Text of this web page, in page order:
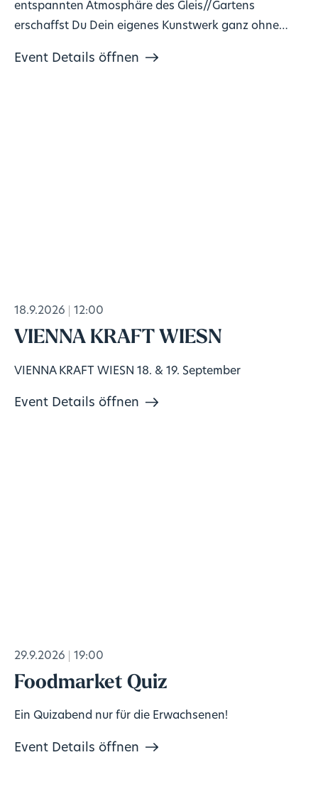
entspannten Atmosphäre des Gleis//Gartens
erschaffst Du Dein eigenes Kunstwerk ganz ohne
Event Details öffnen
18.9.2026 12:00
VIENNA KRAFT WIESN
VIENNA KRAFT WIESN 18. & 19. September
Event Details öffnen
29.9.2026 19:00
Foodmarket Quiz
Ein Quizabend nur für die Erwachsenen!
Event Details öffnen